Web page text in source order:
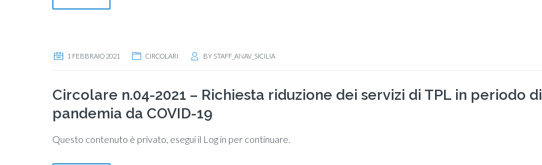
1 FEBBRAIO 2021 CIRCOLARI BY STAFF_ANAV_SICILIA
Circolare n.04-2021 – Richiesta riduzione dei servizi di TPL in periodo di
pandemia da COVID-19
Questo contenuto è privato, esegui il Log in per continuare.